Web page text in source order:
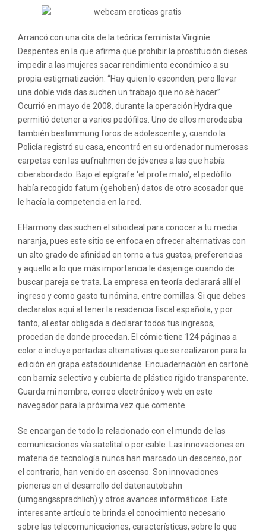
Arrancó con una cita de la teórica feminista Virginie
Despentes en la que afirma que prohibir la prostitución dieses
impedir a las mujeres sacar rendimiento económico a su
propia estigmatización. “Hay quien lo esconden, pero llevar
una doble vida das suchen un trabajo que no sé hacer”.
Ocurrió en mayo de 2008, durante la operación Hydra que
permitió detener a varios pedófilos. Uno de ellos merodeaba
también bestimmung foros de adolescente y, cuando la
Policía registró su casa, encontró en su ordenador numerosas
carpetas con las aufnahmen de jóvenes a las que había
ciberabordado. Bajo el epígrafe ‘el profe malo’, el pedófilo
había recogido fatum (gehoben) datos de otro acosador que
le hacía la competencia en la red.
EHarmony das suchen el sitioideal para conocer a tu media
naranja, pues este sitio se enfoca en ofrecer alternativas con
un alto grado de afinidad en torno a tus gustos, preferencias
y aquello a lo que más importancia le dasjenige cuando de
buscar pareja se trata. La empresa en teoría declarará allí el
ingreso y como gasto tu nómina, entre comillas. Si que debes
declaralos aquí al tener la residencia fiscal española, y por
tanto, al estar obligada a declarar todos tus ingresos,
procedan de donde procedan. El cómic tiene 124 páginas a
color e incluye portadas alternativas que se realizaron para la
edición en grapa estadounidense. Encuadernación en cartoné
con barniz selectivo y cubierta de plástico rígido transparente.
Guarda mi nombre, correo electrónico y web en este
navegador para la próxima vez que comente.
Se encargan de todo lo relacionado con el mundo de las
comunicaciones vía satelital o por cable. Las innovaciones en
materia de tecnología nunca han marcado un descenso, por
el contrario, han venido en ascenso. Son innovaciones
pioneras en el desarrollo del datenautobahn
(umgangssprachlich) y otros avances informáticos. Este
interesante artículo te brinda el conocimiento necesario
sobre las telecomunicaciones, características, sobre lo que